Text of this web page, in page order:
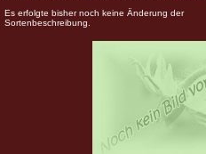
Es erfolgte bisher noch keine Änderung der
Sortenbeschreibung.